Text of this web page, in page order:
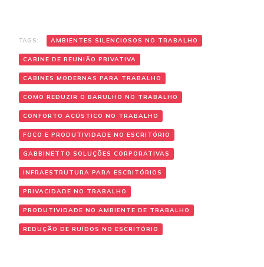
TAGS: AMBIENTES SILENCIOSOS NO TRABALHO
CABINE DE REUNIÃO PRIVATIVA
CABINES MODERNAS PARA TRABALHO
COMO REDUZIR O BARULHO NO TRABALHO
CONFORTO ACÚSTICO NO TRABALHO
FOCO E PRODUTIVIDADE NO ESCRITÓRIO
GABBINETTO SOLUÇÕES CORPORATIVAS
INFRAESTRUTURA PARA ESCRITÓRIOS
PRIVACIDADE NO TRABALHO
PRODUTIVIDADE NO AMBIENTE DE TRABALHO
REDUÇÃO DE RUÍDOS NO ESCRITÓRIO